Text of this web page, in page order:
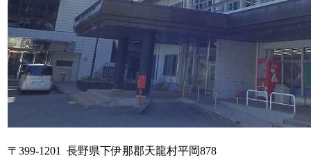
〒399-1201 長野県下伊那郡天龍村平岡878